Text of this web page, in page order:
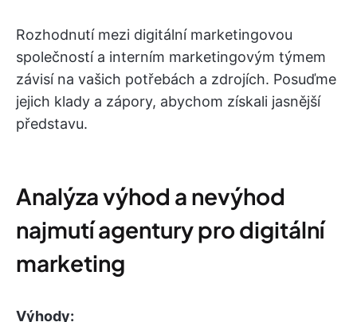
Rozhodnutí mezi digitální marketingovou
společností a interním marketingovým týmem
závisí na vašich potřebách a zdrojích. Posuďme
jejich klady a zápory, abychom získali jasnější
představu.
Analýza výhod a nevýhod
najmutí agentury pro digitální
marketing
Výhody: